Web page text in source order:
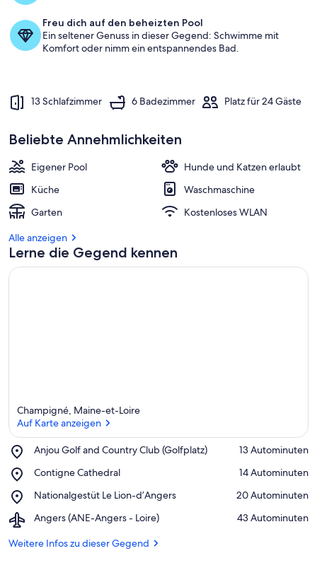
BriottièresFreu dich auf den beheizten Pool
Ein seltener Genuss in dieser Gegend: Schwimme mit
Komfort oder nimm ein entspannendes Bad.
13 Schlafzimmer 6 Badezimmer Platz für 24 Gäste
Beliebte Annehmlichkeiten
Eigener Pool
Hunde und Katzen erlaubt
Küche
Waschmaschine
Garten
Kostenloses WLAN
Alle anzeigen
Lerne die Gegend kennen
Champigné, Maine-et-Loire
Auf Karte anzeigen
Anjou Golf and Country Club (Golfplatz)
Place,
Golf
Country
Club
(Golfplatz)
‪13 Autominuten‬
Contigne Cathedral
Place,
Cathedral
‪14 Autominuten‬
Nationalgestüt Le Lion-d’Angers
Place,
Le
d’Angers
‪20 Autominuten‬
Angers (ANE-Angers - Loire)
Airport,
(ANE-
‪43 Autominuten‬
Weitere Infos zu dieser Gegend